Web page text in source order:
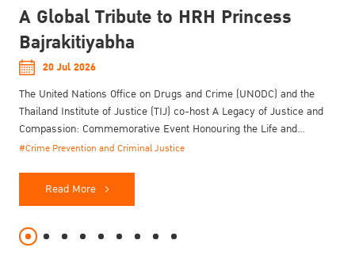
Read More
A Global Tribute to HRH Princess
Bajrakitiyabha
20 Jul 2026
The United Nations Office on Drugs and Crime (UNODC) and the
Thailand Institute of Justice (TIJ) co-host A Legacy of Justice and
Compassion: Commemorative Event Honouring the Life and
Enduring Contributions of Her Royal Highness Princess
Mahavajrarajadhita on 20 July 2026.
#Crime Prevention and Criminal Justice